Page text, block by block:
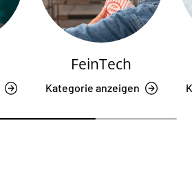
FeinTech
Kategorie anzeigen